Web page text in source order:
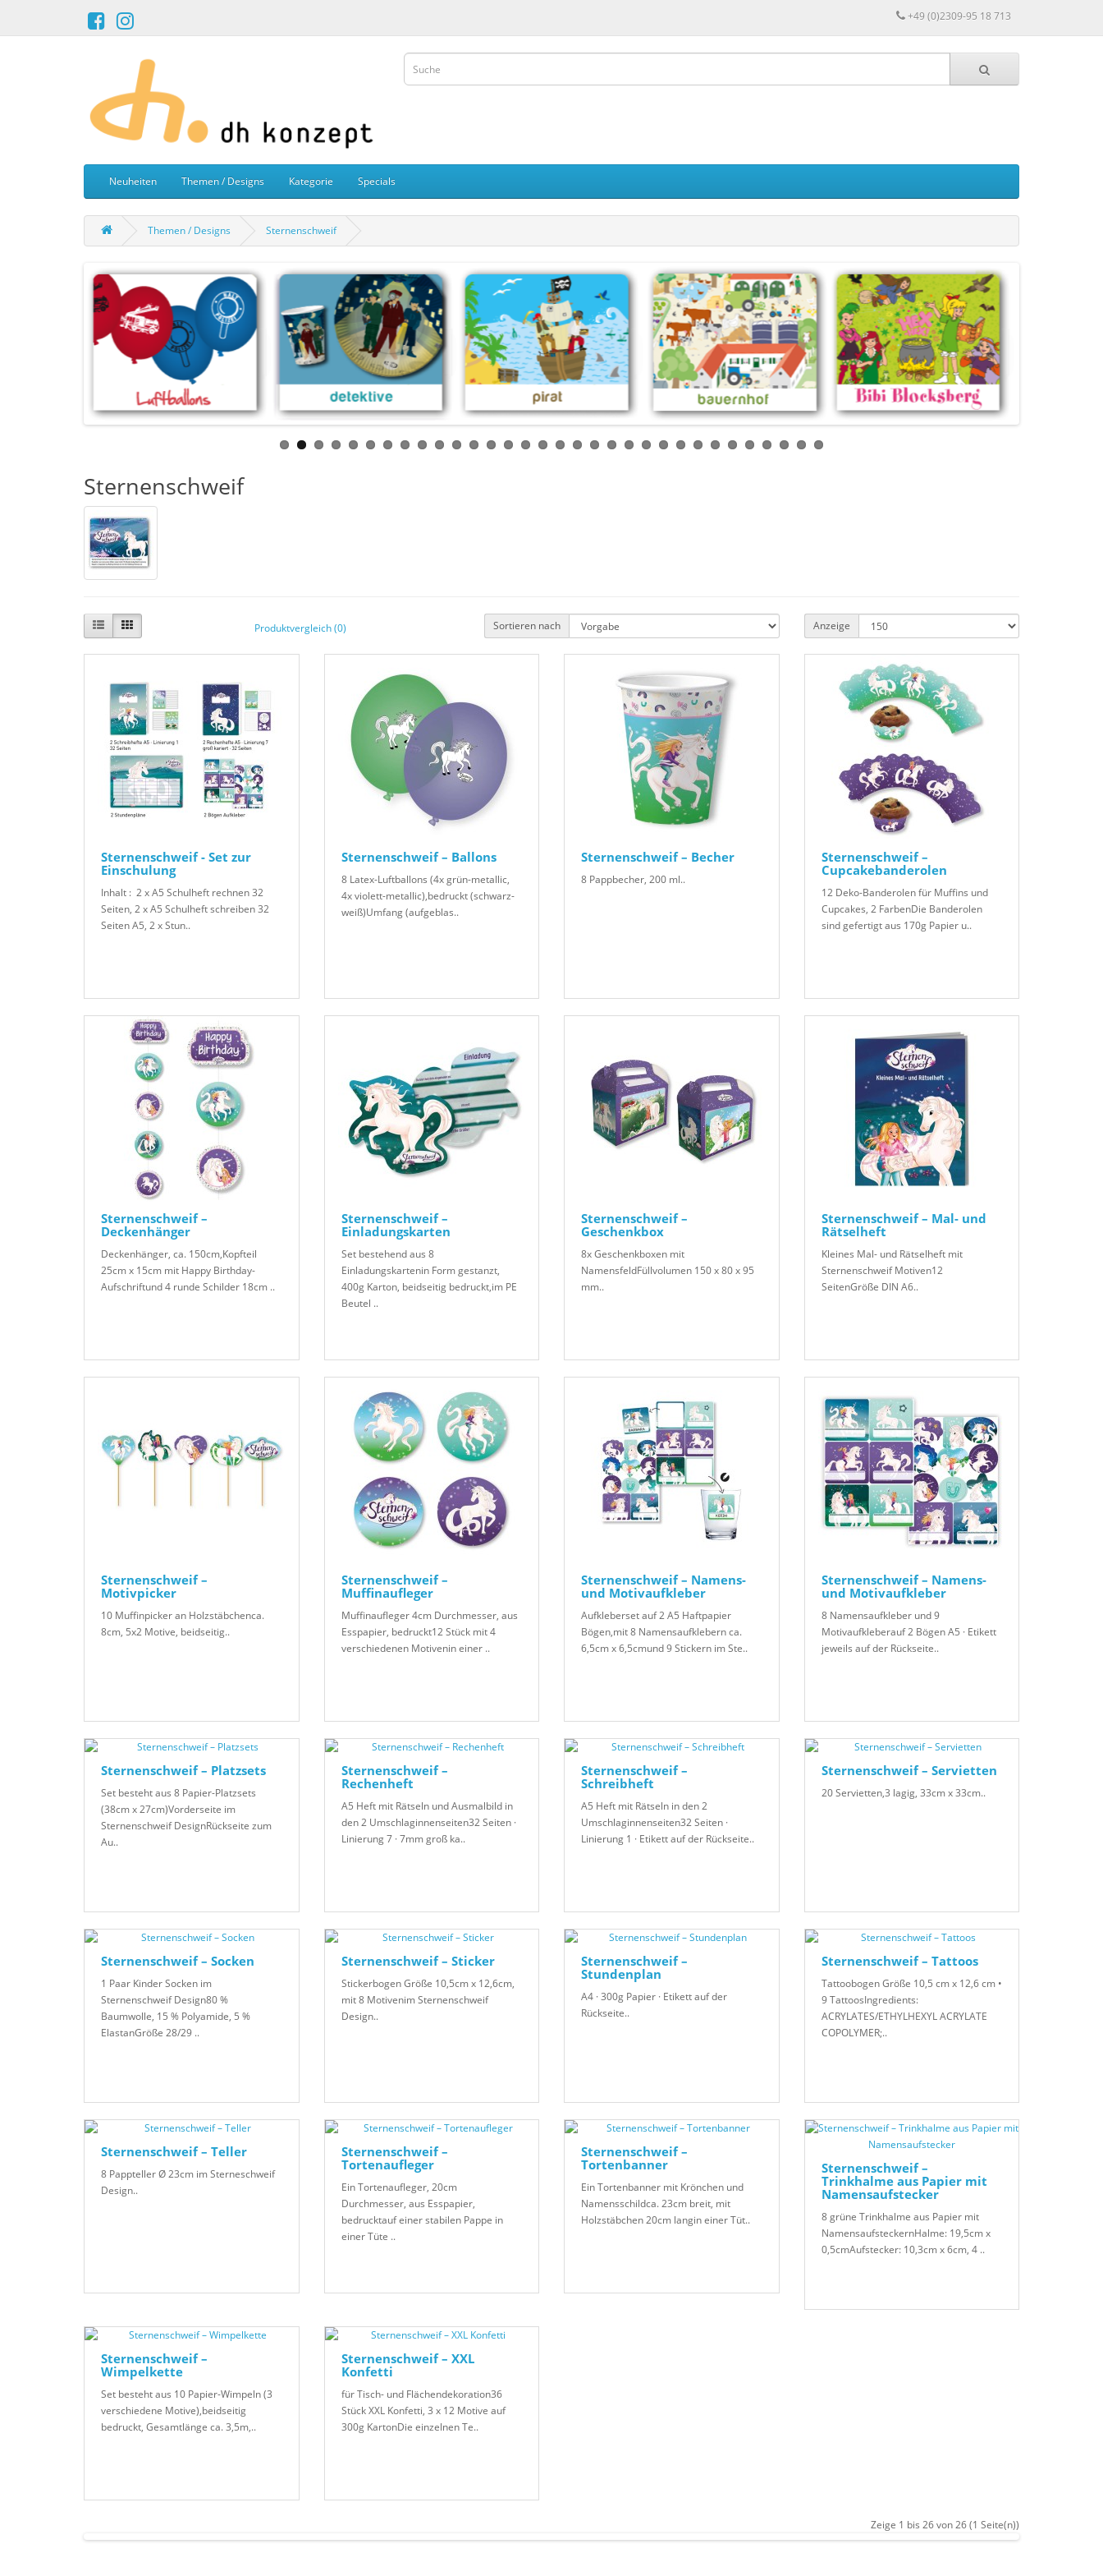
+49 (0)2309-95 18 713
Neuheiten Themen / Designs Kategorie Specials
Themen / Designs Sternenschweif
Sternenschweif
Produktvergleich (0) Sortieren nach Anzeige
Sternenschweif - Set zur
Einschulung
Inhalt : 2 x A5 Schulheft rechnen 32
Seiten, 2 x A5 Schulheft schreiben 32
Seiten A5, 2 x Stun..
Sternenschweif – Ballons
8 Latex-Luftballons (4x grün-metallic,
4x violett-metallic),bedruckt (schwarz-
weiß)Umfang (aufgeblas..
Sternenschweif – Becher
8 Pappbecher, 200 ml..
Sternenschweif –
Cupcakebanderolen
12 Deko-Banderolen für Muffins und
Cupcakes, 2 FarbenDie Banderolen
sind gefertigt aus 170g Papier u..
Sternenschweif –
Deckenhänger
Deckenhänger, ca. 150cm,Kopfteil
25cm x 15cm mit Happy Birthday-
Aufschriftund 4 runde Schilder 18cm ..
Sternenschweif –
Einladungskarten
Set bestehend aus 8
Einladungskartenin Form gestanzt,
400g Karton, beidseitig bedruckt,im PE
Beutel ..
Sternenschweif –
Geschenkbox
8x Geschenkboxen mit
NamensfeldFüllvolumen 150 x 80 x 95
mm..
Sternenschweif – Mal- und
Rätselheft
Kleines Mal- und Rätselheft mit
Sternenschweif Motiven12
SeitenGröße DIN A6..
Sternenschweif –
Motivpicker
10 Muffinpicker an Holzstäbchenca.
8cm, 5x2 Motive, beidseitig..
Sternenschweif –
Muffinaufleger
Muffinaufleger 4cm Durchmesser, aus
Esspapier, bedruckt12 Stück mit 4
verschiedenen Motivenin einer ..
Sternenschweif – Namens-
und Motivaufkleber
Aufkleberset auf 2 A5 Haftpapier
Bögen,mit 8 Namensaufklebern ca.
6,5cm x 6,5cmund 9 Stickern im Ste..
Sternenschweif – Namens-
und Motivaufkleber
8 Namensaufkleber und 9
Motivaufkleberauf 2 Bögen A5 · Etikett
jeweils auf der Rückseite..
Sternenschweif – Platzsets
Set besteht aus 8 Papier-Platzsets
(38cm x 27cm)Vorderseite im
Sternenschweif DesignRückseite zum
Au..
Sternenschweif –
Rechenheft
A5 Heft mit Rätseln und Ausmalbild in
den 2 Umschlaginnenseiten32 Seiten ·
Linierung 7 · 7mm groß ka..
Sternenschweif –
Schreibheft
A5 Heft mit Rätseln in den 2
Umschlaginnenseiten32 Seiten ·
Linierung 1 · Etikett auf der Rückseite..
Sternenschweif – Servietten
20 Servietten,3 lagig, 33cm x 33cm..
Sternenschweif – Socken
1 Paar Kinder Socken im
Sternenschweif Design80 %
Baumwolle, 15 % Polyamide, 5 %
ElastanGröße 28/29 ..
Sternenschweif – Sticker
Stickerbogen Größe 10,5cm x 12,6cm,
mit 8 Motivenim Sternenschweif
Design..
Sternenschweif –
Stundenplan
A4 · 300g Papier · Etikett auf der
Rückseite..
Sternenschweif – Tattoos
Tattoobogen Größe 10,5 cm x 12,6 cm •
9 TattoosIngredients:
ACRYLATES/ETHYLHEXYL ACRYLATE
COPOLYMER;..
Sternenschweif – Teller
8 Pappteller Ø 23cm im Sterneschweif
Design..
Sternenschweif –
Tortenaufleger
Ein Tortenaufleger, 20cm
Durchmesser, aus Esspapier,
bedrucktauf einer stabilen Pappe in
einer Tüte ..
Sternenschweif –
Tortenbanner
Ein Tortenbanner mit Krönchen und
Namensschildca. 23cm breit, mit
Holzstäbchen 20cm langin einer Tüt..
Sternenschweif –
Trinkhalme aus Papier mit
Namensaufstecker
8 grüne Trinkhalme aus Papier mit
NamensaufsteckernHalme: 19,5cm x
0,5cmAufstecker: 10,3cm x 6cm, 4 ..
Sternenschweif –
Wimpelkette
Set besteht aus 10 Papier-Wimpeln (3
verschiedene Motive),beidseitig
bedruckt, Gesamtlänge ca. 3,5m,..
Sternenschweif – XXL
Konfetti
für Tisch- und Flächendekoration36
Stück XXL Konfetti, 3 x 12 Motive auf
300g KartonDie einzelnen Te..
Zeige 1 bis 26 von 26 (1 Seite(n))